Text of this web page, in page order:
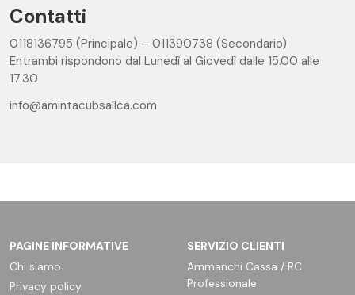
Contatti
0118136795 (Principale) – 011390738 (Secondario)
Entrambi rispondono dal Lunedì al Giovedì dalle 15.00 alle
17.30
info@amintacubsallca.com
PAGINE INFORMATIVE
Chi siamo
Privacy policy
SERVIZIO CLIENTI
Ammanchi Cassa / RC
Professionale